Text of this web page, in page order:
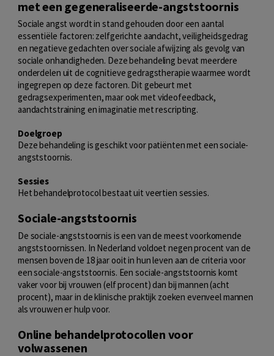
met een gegeneraliseerde-angststoornis
Sociale angst wordt in stand gehouden door een aantal
essentiële factoren: zelfgerichte aandacht, veiligheidsgedrag
en negatieve gedachten over sociale afwijzing als gevolg van
sociale onhandigheden. Deze behandeling bevat meerdere
onderdelen uit de cognitieve gedragstherapie waarmee wordt
ingegrepen op deze factoren. Dit gebeurt met
gedragsexperimenten, maar ook met videofeedback,
aandachtstraining en imaginatie met rescripting.
Doelgroep
Deze behandeling is geschikt voor patiënten met een sociale-
angststoornis.
Sessies
Het behandelprotocol bestaat uit veertien sessies.
Sociale-angststoornis
De sociale-angststoornis is een van de meest voorkomende
angststoornissen. In Nederland voldoet negen procent van de
mensen boven de 18 jaar ooit in hun leven aan de criteria voor
een sociale-angststoornis. Een sociale-angststoornis komt
vaker voor bij vrouwen (elf procent) dan bij mannen (acht
procent), maar in de klinische praktijk zoeken evenveel mannen
als vrouwen er hulp voor.
Online behandelprotocollen voor
volwassenen